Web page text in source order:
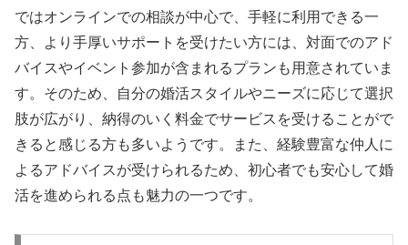
ではオンラインでの相談が中心で、手軽に利用できる一
方、より手厚いサポートを受けたい方には、対面でのアド
バイスやイベント参加が含まれるプランも用意されていま
す。そのため、自分の婚活スタイルやニーズに応じて選択
肢が広がり、納得のいく料金でサービスを受けることがで
きると感じる方も多いようです。また、経験豊富な仲人に
よるアドバイスが受けられるため、初心者でも安心して婚
活を進められる点も魅力の一つです。